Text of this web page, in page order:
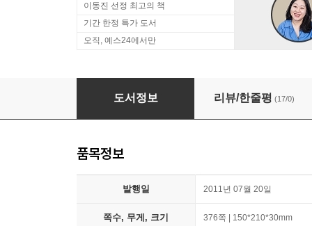
이동진 선정 최고의 책
기간 한정 특가 도서
오직, 예스24에서만
아빠의 자격
도서정보 리뷰/한줄평 (17/0)
품목정보
발행일 2011년 07월 20일
쪽수, 무게, 크기 376쪽 | 150*210*30mm